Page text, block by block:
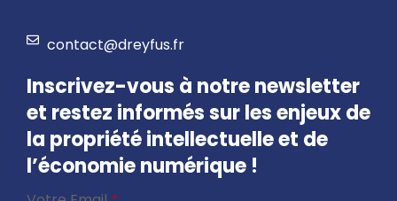
contact@dreyfus.fr
Inscrivez-vous à notre newsletter
et restez informés sur les enjeux de
la propriété intellectuelle et de
l’économie numérique !
Business